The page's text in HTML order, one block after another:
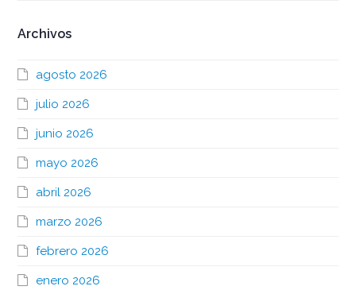
Archivos
agosto 2026
julio 2026
junio 2026
mayo 2026
abril 2026
marzo 2026
febrero 2026
enero 2026